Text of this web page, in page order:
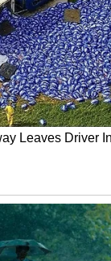
അവർക്ക്
നല്ല